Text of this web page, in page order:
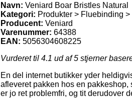
Navn: Veniard Boar Bristles Natural
Kategori: Produkter > Fluebinding >
Producent: Veniard
Varenummer: 64388
EAN: 5056304608225
Vurderet til 4.1 ud af 5 stjerner
En del internet butikker yder
afleveret pakken hos en
er jo ret problemfri, og tit derudover